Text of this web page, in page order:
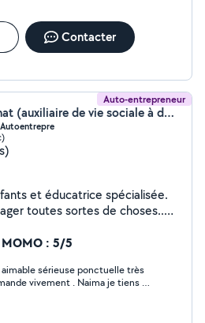
Contacter
Auto-entrepreneur
Naïma Preynat (auxiliaire de vie sociale à domicile)
et éducatrice spécialisée.
toutes sortes de choses..
que j'ai acquises durant mon
sachant que j'exerce l'activité
en tant qu Autoentrepreneur.
MOMO : 5/5
sérieuse ponctuelle très